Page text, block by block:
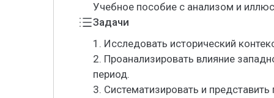
Учебное пособие с анализом и
Задачи
1. Исследовать исторический
2. Проанализировать влияние
период.
3. Систематизировать и